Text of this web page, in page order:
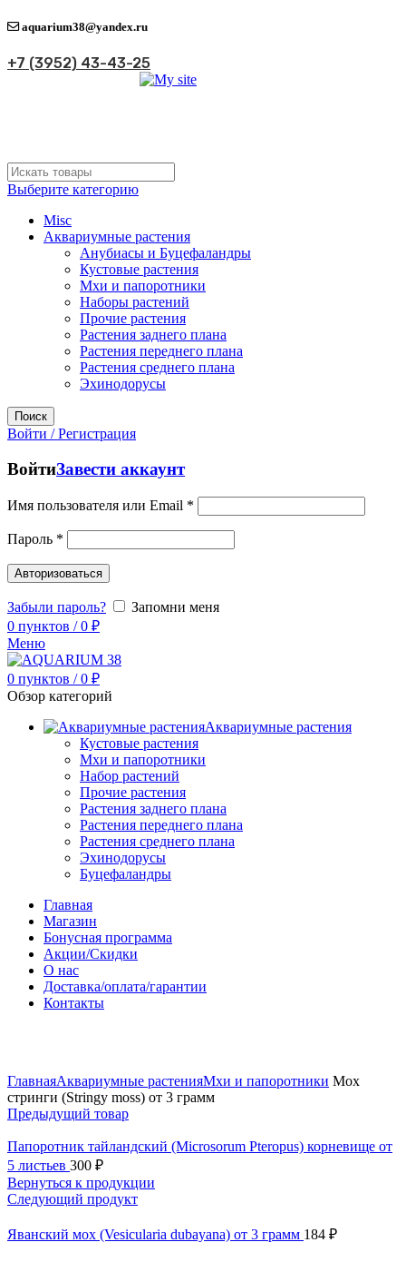
aquarium38@yandex.ru
+7 (3952) 43-43-25
Выберите категорию
Misc
Аквариумные растения
Анубиасы и Буцефаландры
Кустовые растения
Мхи и папоротники
Наборы растений
Прочие растения
Растения заднего плана
Растения переднего плана
Растения среднего плана
Эхинодорусы
Поиск
Войти / Регистрация
ВойтиЗавести аккаунт
Имя пользователя или Email *
Пароль *
Авторизоваться
Забыли пароль?
Запомни меня
0 пунктов / 0 ₽
Меню
0 пунктов / 0 ₽
Обзор категорий
Аквариумные растения
Кустовые растения
Мхи и папоротники
Набор растений
Прочие растения
Растения заднего плана
Растения переднего плана
Растения среднего плана
Эхинодорусы
Буцефаландры
Главная
Магазин
Бонусная программа
Акции/Скидки
О нас
Доставка/оплата/гарантии
Контакты
ГлавнаяАквариумные растенияМхи и папоротники Мох
стринги (Stringy moss) от 3 грамм
Предыдущий товар
Папоротник тайландский (Microsorum Pteropus) корневище от
5 листьев 300 ₽
Вернуться к продукции
Следующий продукт
Яванский мох (Vesicularia dubayana) от 3 грамм 184 ₽